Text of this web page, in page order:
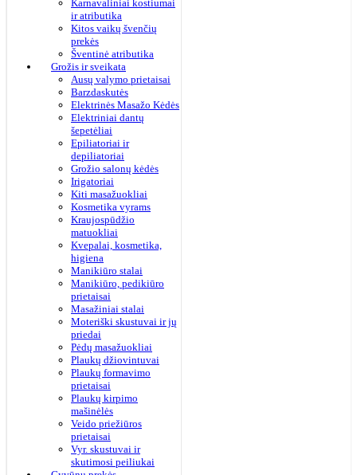
Karnavaliniai kostiumai
ir atributika
Kitos vaikų švenčių
prekės
Šventinė atributika
Grožis ir sveikata
Ausų valymo prietaisai
Barzdaskutės
Elektrinės Masažo Kėdės
Elektriniai dantų
šepetėliai
Epiliatoriai ir
depiliatoriai
Grožio salonų kėdės
Irigatoriai
Kiti masažuokliai
Kosmetika vyrams
Kraujospūdžio
matuokliai
Kvepalai, kosmetika,
higiena
Manikiūro stalai
Manikiūro, pedikiūro
prietaisai
Masažiniai stalai
Moteriški skustuvai ir jų
priedai
Pėdų masažuokliai
Plaukų džiovintuvai
Plaukų formavimo
prietaisai
Plaukų kirpimo
mašinėlės
Veido priežiūros
prietaisai
Vyr. skustuvai ir
skutimosi peiliukai